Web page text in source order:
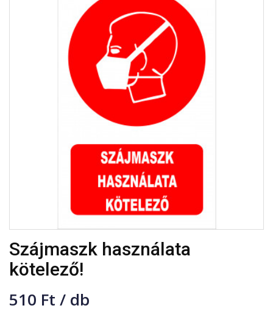
Szájmaszk használata
kötelező!
510 Ft / db